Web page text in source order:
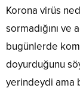
Korona virüs
sormadığını ve
bugünlerde
doyurduğunu
yerindeydi ama